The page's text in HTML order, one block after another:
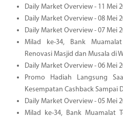
Daily Market Overview - 11 Mei
Daily Market Overview - 08 Mei
Daily Market Overview - 07 Mei
Milad ke-34, Bank
Renovasi Masjid dan Musala di
Daily Market Overview - 06 Mei
Promo Hadiah Langsung
Kesempatan Cashback Sampai
Daily Market Overview - 05 Mei
Milad ke-34, Bank Muamalat